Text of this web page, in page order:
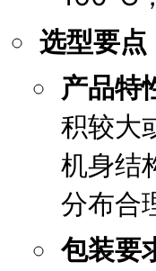
选型要点
产品特
积较大
机身结
分布合
包装要